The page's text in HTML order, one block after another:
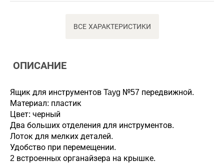
ВСЕ ХАРАКТЕРИСТИКИ
ОПИСАНИЕ
Ящик для инструментов Tayg №57 передвижной.
Материал: пластик
Цвет: черный
Два больших отделения для инструментов.
Лоток для мелких деталей.
Удобство при перемещении.
2 встроенных органайзера на крышке.